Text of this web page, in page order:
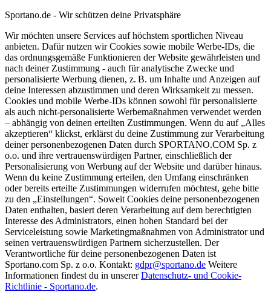
Sportano.de - Wir schützen deine Privatsphäre
Wir möchten unsere Services auf höchstem sportlichen Niveau
anbieten. Dafür nutzen wir Cookies sowie mobile Werbe-IDs, die
das ordnungsgemäße Funktionieren der Website gewährleisten und
nach deiner Zustimmung - auch für analytische Zwecke und
personalisierte Werbung dienen, z. B. um Inhalte und Anzeigen auf
deine Interessen abzustimmen und deren Wirksamkeit zu messen.
Cookies und mobile Werbe-IDs können sowohl für personalisierte
als auch nicht-personalisierte Werbemaßnahmen verwendet werden
– abhängig von deinen erteilten Zustimmungen. Wenn du auf „Alles
akzeptieren“ klickst, erklärst du deine Zustimmung zur Verarbeitung
deiner personenbezogenen Daten durch SPORTANO.COM Sp. z
o.o. und ihre vertrauenswürdigen Partner, einschließlich der
Personalisierung von Werbung auf der Website und darüber hinaus.
Wenn du keine Zustimmung erteilen, den Umfang einschränken
oder bereits erteilte Zustimmungen widerrufen möchtest, gehe bitte
zu den „Einstellungen“. Soweit Cookies deine personenbezogenen
Daten enthalten, basiert deren Verarbeitung auf dem berechtigten
Interesse des Administrators, einen hohen Standard bei der
Serviceleistung sowie Marketingmaßnahmen von Administrator und
seinen vertrauenswürdigen Partnern sicherzustellen. Der
Verantwortliche für deine personenbezogenen Daten ist
Sportano.com Sp. z o.o. Kontakt: gdpr@sportano.de Weitere
Informationen findest du in unsererDatenschutz- und Cookie-
Richtlinie - Sportano.de.